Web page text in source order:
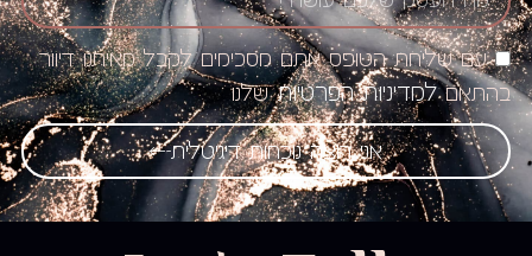
עם שליחת הטופס אתם מסכימים לקבל מאיתנו דיוור
בהתאםלמדיניות הפרטיותשלנו
אני רוצה נוכחות דיגיטלית